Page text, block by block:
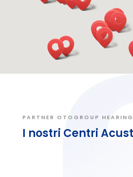
PARTNER OTOGROUP
I nostri Centri